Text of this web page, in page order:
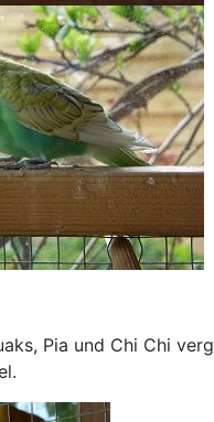
Pia und Chi Chi